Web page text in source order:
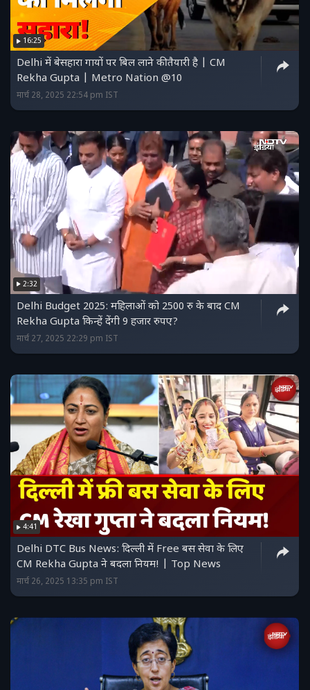
16:25
Delhi में बेसहारा गायों पर बिल लाने की तैयारी है | CM
Rekha Gupta | Metro Nation @10
मार्च 28, 2025 22:54 pm IST
2:32
Delhi Budget 2025: महिलाओं को 2500 रु के बाद CM
Rekha Gupta किन्हें देंगी 9 हजार रुपए?
मार्च 27, 2025 22:29 pm IST
4:41
Delhi DTC Bus News: दिल्ली में Free बस सेवा के लिए
CM Rekha Gupta ने बदला नियम! | Top News
मार्च 26, 2025 13:35 pm IST